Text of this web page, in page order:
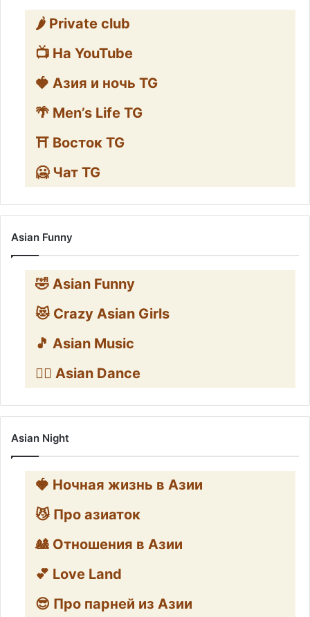
🌶️ Private club
📺 На YouTube
🍓 Азия и ночь TG
🌴 Men’s Life TG
⛩️ Восток TG
🥶 Чат TG
Asian Funny
🤣 Asian Funny
😻 Crazy Asian Girls
🎵 Asian Music
👯‍♀️ Asian Dance
Asian Night
🍓 Ночная жизнь в Азии
😼 Про азиаток
🎎 Отношения в Азии
💕 Love Land
😎 Про парней из Азии